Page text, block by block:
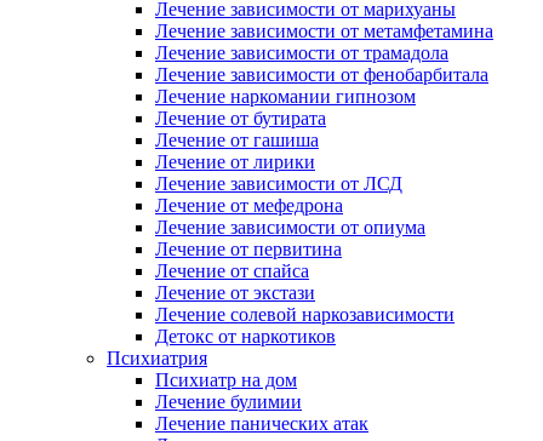
Лечение зависимости от марихуаны
Лечение зависимости от метамфетамина
Лечение зависимости от трамадола
Лечение зависимости от фенобарбитала
Лечение наркомании гипнозом
Лечение от бутирата
Лечение от гашиша
Лечение от лирики
Лечение зависимости от ЛСД
Лечение от мефедрона
Лечение зависимости от опиума
Лечение от первитина
Лечение от спайса
Лечение от экстази
Лечение солевой наркозависимости
Детокс от наркотиков
Психиатрия
Психиатр на дом
Лечение булимии
Лечение панических атак